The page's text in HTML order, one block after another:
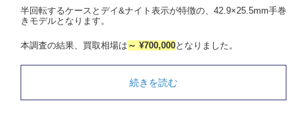
半回転するケースとデイ&ナイト表示が特徴の、42.9×25.5mm手巻
きモデルとなります。
本調査の結果、買取相場は ～ ¥700,000となりました。
続きを読む